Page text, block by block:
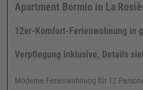
Apartment Bormio in La
12er-Komfort-Ferienwohnung in
Verpflegung inklusive, Details
Moderne Ferienwohnung für 12